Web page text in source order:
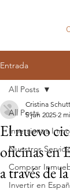
Entrada
All Posts
Inversiones
Nuestros
Comprar
Invertir en
All Posts
El nuevo
oficinas en
a través de
Cristina
5 jun 2025 2